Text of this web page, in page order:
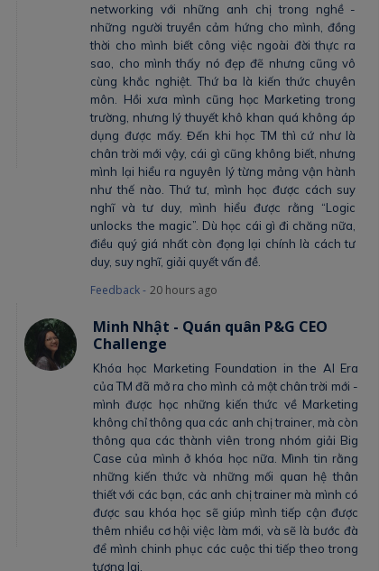
networking với những anh chị trong nghề -
những người truyền cảm hứng cho mình, đồng
thời cho mình biết công việc ngoài đời thực ra
sao, cho mình thấy nó đẹp đẽ nhưng cũng vô
cùng khắc nghiệt. Thứ ba là kiến thức chuyên
môn. Hồi xưa mình cũng học Marketing trong
trường, nhưng lý thuyết khô khan quá không áp
dụng được mấy. Đến khi học TM thì cứ như là
chân trời mới vậy, cái gì cũng không biết, nhưng
mình lại hiểu ra nguyên lý từng mảng vận hành
như thế nào. Thứ tư, mình học được cách suy
nghĩ và tư duy, mình hiểu được rằng “Logic
unlocks the magic”. Dù học cái gì đi chăng nữa,
điều quý giá nhất còn đọng lại chính là cách tư
duy, suy nghĩ, giải quyết vấn đề.
Feedback - 20 hours ago
Minh Nhật - Quán quân P&G CEO
Challenge
Khóa học Marketing Foundation in the AI Era
của TM đã mở ra cho mình cả một chân trời mới -
mình được học những kiến thức về Marketing
không chỉ thông qua các anh chị trainer, mà còn
thông qua các thành viên trong nhóm giải Big
Case của mình ở khóa học nữa. Mình tin rằng
những kiến thức và những mối quan hệ thân
thiết với các bạn, các anh chị trainer mà mình có
được sau khóa học sẽ giúp mình tiếp cận được
thêm nhiều cơ hội việc làm mới, và sẽ là bước đà
để mình chinh phục các cuộc thi tiếp theo trong
tương lai.